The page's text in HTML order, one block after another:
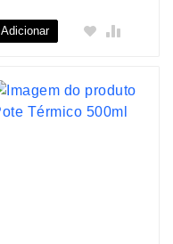
Adicionar